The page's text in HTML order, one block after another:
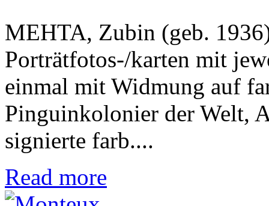
MEHTA, Zubin (geb.
Porträtfotos-/karten mit
einmal mit Widmung auf
Pinguinkolonier der Welt,
signierte farb....
Read more